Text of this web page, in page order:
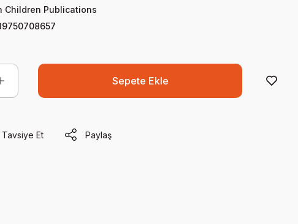
Children Publications
Sepete Ekle
Tavsiye Et Paylaş